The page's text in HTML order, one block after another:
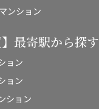
ンション
】最寄駅から探す
ョン
ョン
ション